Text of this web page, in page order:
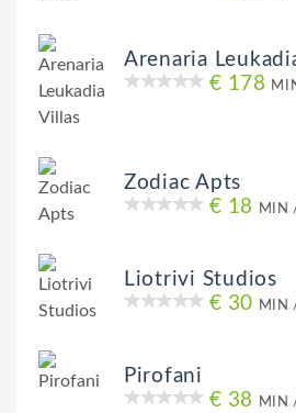
Arenaria
€ 178
Zodiac Apts
€ 18
MIN
Liotrivi Studios
€ 30 MIN
Pirofani
€ 38
MIN